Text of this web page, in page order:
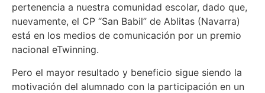
pertenencia a nuestra comunidad escolar, dado que,
nuevamente, el CP “San Babil” de Ablitas (Navarra)
está en los medios de comunicación por un premio
nacional eTwinning.
Pero el mayor resultado y beneficio sigue siendo la
motivación del alumnado con la participación en un